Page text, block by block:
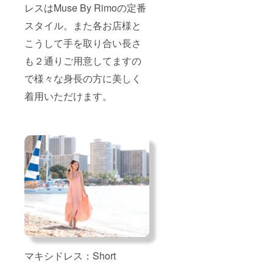
レスはMuse By Rimoの定番
スタイル。また各お店様と
こうして手を取り合い長さ
も２通りご用意してますの
で様々な身長の方に美しく
着用いただけます。
マキシドレス：Short